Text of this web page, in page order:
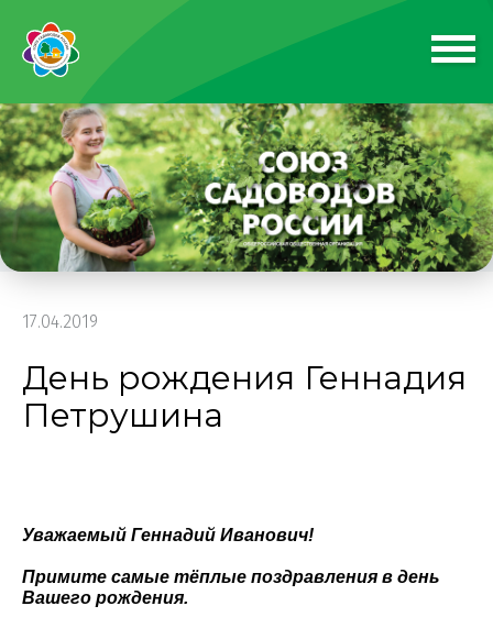
17.04.2019
День рождения Геннадия
Петрушина
Уважаемый Геннадий Иванович!
Примите самые тёплые поздравления в день
Вашего рождения.